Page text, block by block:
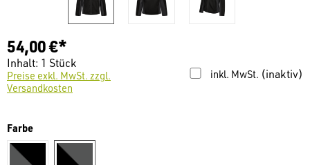
54,00 €*
Inhalt: 1 Stück
inkl. MwSt. (inaktiv)
Preise exkl. MwSt. zzgl.
Versandkosten
Farbeauswählen